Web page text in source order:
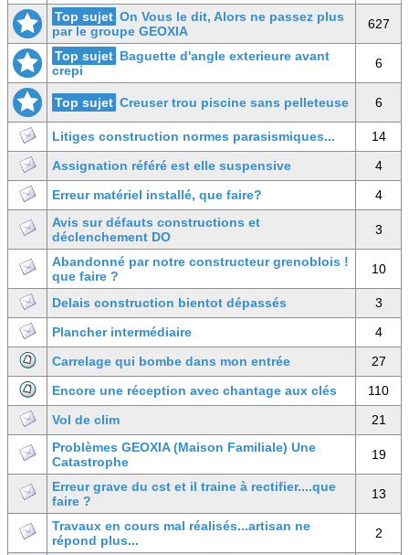
Top sujet On Vous le dit, Alors ne passez plus
par le groupe GEOXIA
627
Top sujet Baguette d'angle exterieure avant
crepi
6
Top sujet Creuser trou piscine sans pelleteuse 6
Litiges construction normes parasismiques...
14
Assignation référé est elle suspensive
4
Erreur matériel installé, que faire?
4
Avis sur défauts constructions et
déclenchement DO
3
Abandonné par notre constructeur grenoblois !
que faire ?
10
Delais construction bientot dépassés
3
Plancher intermédiaire
4
Carrelage qui bombe dans mon entrée
27
Encore une réception avec chantage aux clés
110
Vol de clim
21
Problèmes GEOXIA (Maison Familiale) Une
Catastrophe
19
Erreur grave du cst et il traine à rectifier....que
faire ?
13
Travaux en cours mal réalisés...artisan ne
répond plus...
2